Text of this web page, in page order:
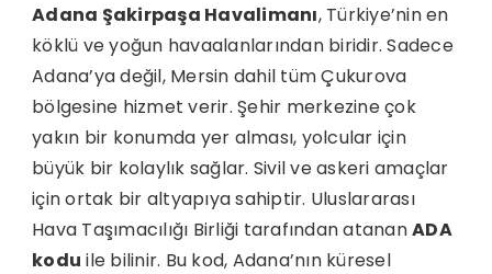
bölgenin
ulaşım
noktalarından
biridir.
(ADA)
Adana Şakirpaşa Havalimanı, Türkiye’nin en
köklü ve yoğun havaalanlarından biridir. Sadece
Adana’ya değil, Mersin dahil tüm Çukurova
bölgesine hizmet verir. Şehir merkezine çok
yakın bir konumda yer alması, yolcular için
büyük bir kolaylık sağlar. Sivil ve askeri amaçlar
için ortak bir altyapıya sahiptir. Uluslararası
Hava Taşımacılığı Birliği tarafından atananADA
kodu ile bilinir. Bu kod, Adana’nın küresel